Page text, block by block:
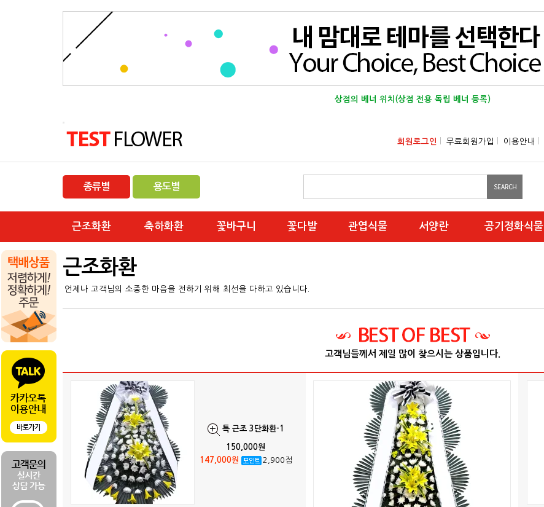
상점의 베너 위치(상점 전용 독립 베너 등록)
회원로그인 무료회원가입 이용안내
종류별 용도별
근조화환 축하화환 꽃바구니 꽃다발 관엽식물 서양란 공기정화식물
근조화환
언제나 고객님의 소중한 마음을 전하기 위해 최선을 다하고 있습니다.
고객님들께서 제일 많이 찾으시는 상품입니다.
특 근조 3단화환-1
150,000원
147,000원
2,900점